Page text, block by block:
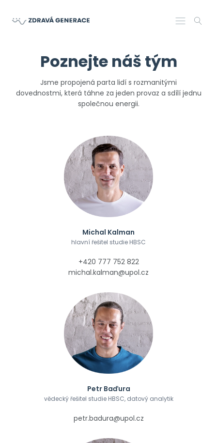
Poznejte náš tým
Jsme propojená parta lidí s rozmanitými
dovednostmi, která táhne za jeden provaz a sdílí jednu
společnou energii.
Michal Kalman
hlavní řešitel studie HBSC
+420 777 752 822
michal.kalman@upol.cz
Petr Baďura
vědecký řešitel studie HBSC, datový analytik
petr.badura@upol.cz